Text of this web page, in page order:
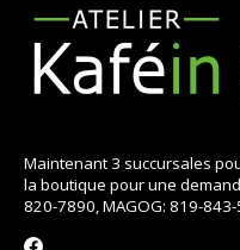
Maintenant 3 succursales
la boutique pour une
820-7890, MAGOG: 819-